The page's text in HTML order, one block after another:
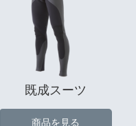
既成スーツ
商品を見る